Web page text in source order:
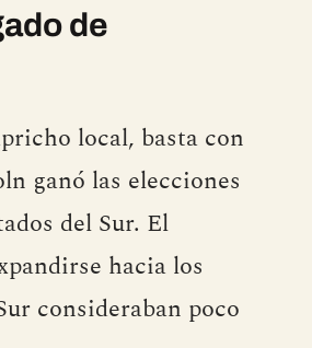
de
local, basta con
ganó las elecciones
del Sur. El
hacia los
consideraban poco